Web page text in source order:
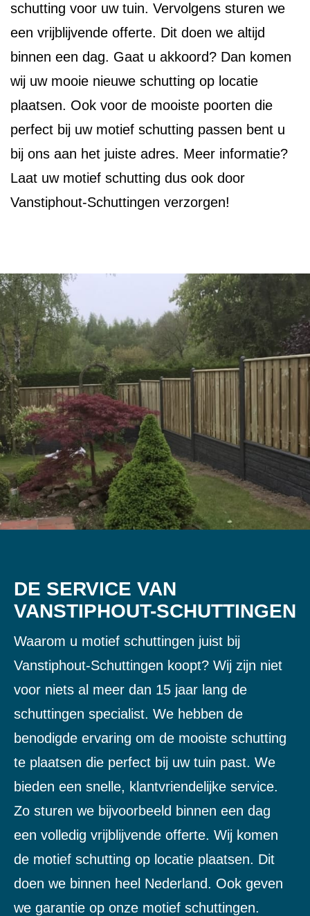
schutting voor uw tuin. Vervolgens sturen we
een vrijblijvende offerte. Dit doen we altijd
binnen een dag. Gaat u akkoord? Dan komen
wij uw mooie nieuwe schutting op locatie
plaatsen. Ook voor de mooiste poorten die
perfect bij uw motief schutting passen bent u
bij ons aan het juiste adres. Meer informatie?
Laat uw motief schutting dus ook door
Vanstiphout-Schuttingen verzorgen!
DE SERVICE VAN
VANSTIPHOUT-SCHUTTINGEN
Waarom u motief schuttingen juist bij
Vanstiphout-Schuttingen koopt? Wij zijn niet
voor niets al meer dan 15 jaar lang de
schuttingen specialist. We hebben de
benodigde ervaring om de mooiste schutting
te plaatsen die perfect bij uw tuin past. We
bieden een snelle, klantvriendelijke service.
Zo sturen we bijvoorbeeld binnen een dag
een volledig vrijblijvende offerte. Wij komen
de motief schutting op locatie plaatsen. Dit
doen we binnen heel Nederland. Ook geven
we garantie op onze motief schuttingen.